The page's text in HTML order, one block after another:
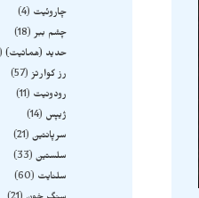
چاروئیت
4
چشم ببر 18
حدید (هماتیت)
رز کوارتز 57
رودونیت
11
ژیپس
14
سرپانتین 21
سلستین 33
سلنایت
60